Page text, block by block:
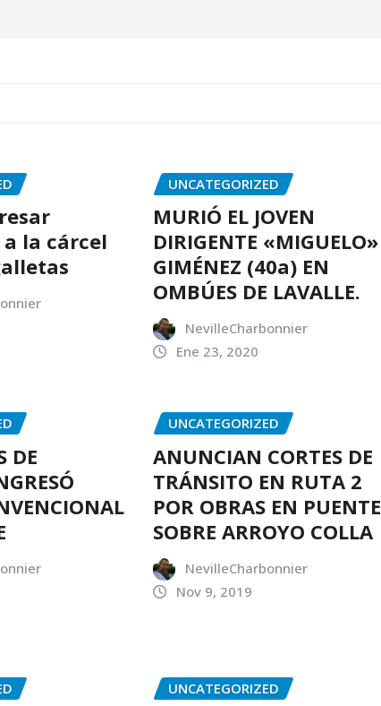
la cárcel
UNCATEGORIZED
MURIÓ EL JOVEN
DIRIGENTE «MIGUELO»
GIMÉNEZ (40a) EN
OMBÚES DE LAVALLE.
NevilleCharbonnier
Ene 23, 2020
DE
UNCATEGORIZED
ANUNCIAN CORTES DE
TRÁNSITO EN RUTA 2
POR OBRAS EN PUENTE
SOBRE ARROYO COLLA
NevilleCharbonnier
Nov 9, 2019
UNCATEGORIZED